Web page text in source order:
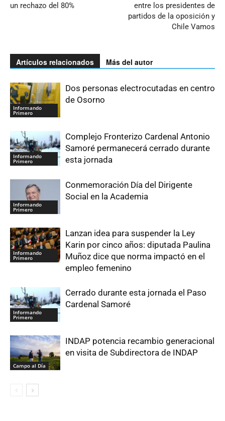
un rechazo del 80%
entre los presidentes de
partidos de la oposición y
Chile Vamos
Artículos relacionados Más del autor
Informando
Primero
Dos personas electrocutadas en centro
de Osorno
Informando
Primero
Complejo Fronterizo Cardenal Antonio
Samoré permanecerá cerrado durante
esta jornada
Informando
Primero
Conmemoración Día del Dirigente
Social en la Academia
Informando
Primero
Lanzan idea para suspender la Ley
Karin por cinco años: diputada Paulina
Muñoz dice que norma impactó en el
empleo femenino
Informando
Primero
Cerrado durante esta jornada el Paso
Cardenal Samoré
Campo al Día
INDAP potencia recambio generacional
en visita de Subdirectora de INDAP